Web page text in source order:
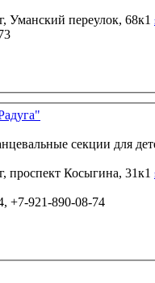
Уманский переулок, 68к1
секции для
проспект Косыгина, 31к1
+7-921-890-08-74